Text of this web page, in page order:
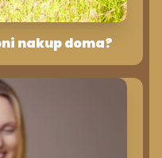
nakup doma?